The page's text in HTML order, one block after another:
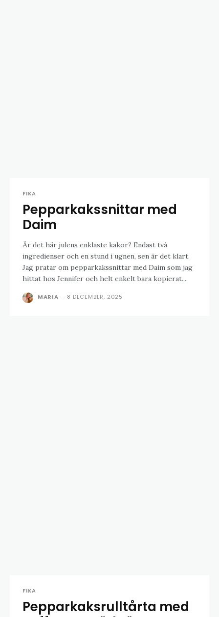
FIKA
Pepparkakssnittar med
Daim
Är det här julens enklaste kakor? Endast två
ingredienser och en stund i ugnen, sen är det klart.
Jag pratar om pepparkakssnittar med Daim som jag
hittat hos Jennifer och helt enkelt bara kopierat....
MARIA - 8 DECEMBER, 2025
FIKA
Pepparkaksrulltårta med